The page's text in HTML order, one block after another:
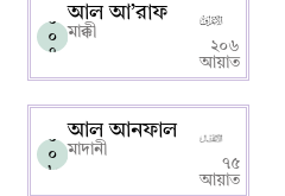
০
০
৭
আল আ’রাফ
মাক্কী
২০৬
আয়াত
০
০
৮
আল আনফাল
মাদানী
৭৫
আয়াত